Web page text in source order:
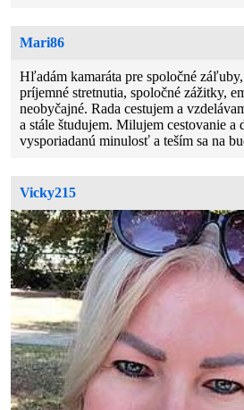
Mari86
Hľadám kamaráta pre spoločné
príjemné stretnutia, spoločné zážitky,
neobyčajné. Rada cestujem a
a stále študujem. Milujem cestovanie a
vysporiadanú minulosť a teším sa na
Vicky215